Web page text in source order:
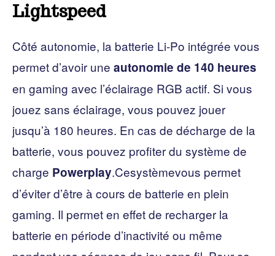
Lightspeed
Côté autonomie, la batterie Li-Po intégrée vous
permet d’avoir une autonomie de 140 heures
en gaming avec l’éclairage RGB actif. Si vous
jouez sans éclairage, vous pouvez jouer
jusqu’à 180 heures. En cas de décharge de la
batterie, vous pouvez profiter du système de
charge Powerplay.Cesystèmevous permet
d’éviter d’être à cours de batterie en plein
gaming. Il permet en effet de recharger la
batterie en période d’inactivité ou même